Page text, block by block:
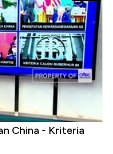
China - Kriteria